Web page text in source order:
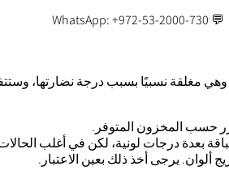
مغلقة نسبيًا بسبب درجة نضارتها،
حسب المخزون المتوفر.
بعدة درجات لونية، لكن في أغلب
ألوان. يرجى أخذ ذلك بعين الاعتبار.